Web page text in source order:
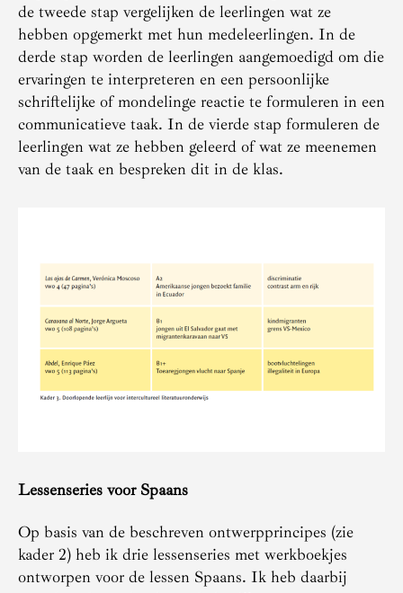
de tweede stap vergelijken de leerlingen wat ze
hebben opgemerkt met hun medeleerlingen. In de
derde stap worden de leerlingen aangemoedigd om die
ervaringen te interpreteren en een persoonlijke
schriftelijke of mondelinge reactie te formuleren in een
communicatieve taak. In de vierde stap formuleren de
leerlingen wat ze hebben geleerd of wat ze meenemen
van de taak en bespreken dit in de klas.
Lessenseries voor Spaans
Op basis van de beschreven ontwerpprincipes (zie
kader 2) heb ik drie lessenseries met werkboekjes
ontworpen voor de lessen Spaans. Ik heb daarbij